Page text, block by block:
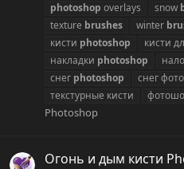
photoshop overlays snow
texture brushes winter
кисти photoshop кисти
накладки photoshop
снег photoshop снег
текстурные кисти
Photoshop
Огонь и дым кисти